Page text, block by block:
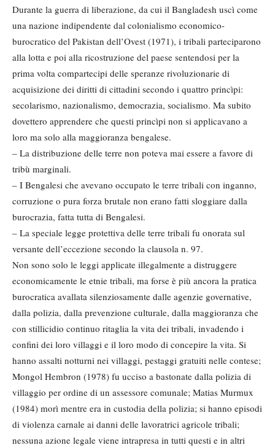
Durante la guerra di liberazione, da cui il Bangladesh uscì come
una nazio­ne indipendente dal colonialismo economico-
burocratico del Pakistan dell’Ovest (1971), i tribali parteciparo­no
alla lotta e poi alla ricostruzione del paese sentendosi per la
prima volta compartecipi delle speranze rivoluzio­narie di
acquisizione dei diritti di citta­dini secondo i quattro princìpi:
secola­rismo, nazionalismo, democrazia, so­cialismo. Ma subito
dovettero appren­dere che questi princìpi non si applica­vano a
loro ma solo alla maggioranza bengalese.
– La distribuzione delle terre non pote­va mai essere a favore di
tribù margi­nali.
– I Bengalesi che avevano occupato le terre tribali con inganno,
corruzione o pura forza brutale non erano fatti sloggiare dalla
burocrazia, fatta tutta di Bengalesi.
– La speciale legge protettiva delle ter­re tribali fu onorata sul
versante dell’eccezione secondo la clausola n. 97.
Non sono solo le leggi applicate ille­galmente a distruggere
economica­mente le etnie tribali, ma forse è più ancora la pratica
burocratica avallata silenziosamente dalle agenzie governative,
dalla polizia, dalla prevenzione culturale, dalla maggioranza che
con stillicidio continuo ritaglia la vita dei tribali, invadendo i
confini dei loro villaggi e il loro modo di concepire la vita. Si
hanno assalti notturni nei vil­laggi, pestaggi gratuiti nelle contese;
Mongol Hembron (1978) fu ucciso a bastonate dalla polizia di
villaggio per ordine di un assessore comunale; Matias Murmux
(1984) morì mentre era in custodia della polizia; si hanno episodi
di violenza carnale ai danni delle lavo­ratrici agricole tribali;
nessuna azione legale viene intrapresa in tutti questi e in altri